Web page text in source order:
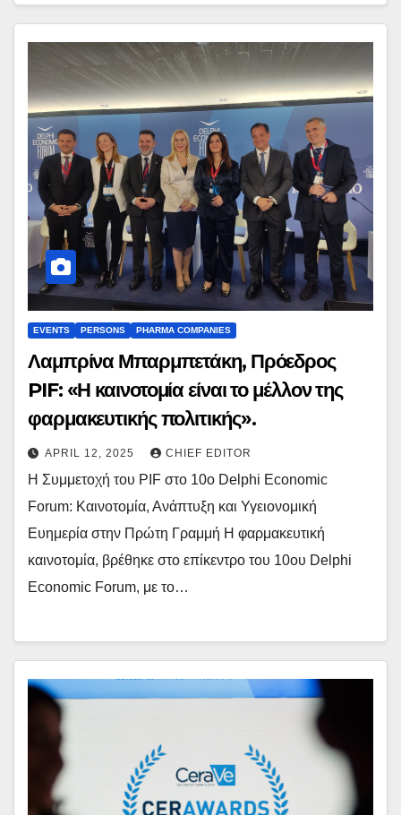
EVENTS PERSONS PHARMA COMPANIES
Λαμπρίνα Μπαρμπετάκη, Πρόεδρος
PIF: «Η καινοτομία είναι το μέλλον της
φαρμακευτικής πολιτικής».
APRIL 12, 2025 CHIEF EDITOR
Η Συμμετοχή του PIF στο 10ο Delphi Economic
Forum: Καινοτομία, Ανάπτυξη και Υγειονομική
Ευημερία στην Πρώτη Γραμμή Η φαρμακευτική
καινοτομία, βρέθηκε στο επίκεντρο του 10ου Delphi
Economic Forum, με το…